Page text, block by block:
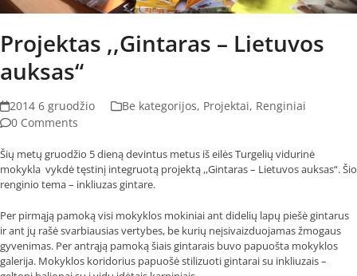
Projektas ,,Gintaras – Lietuvos
auksas“
2014 6 gruodžio Be kategorijos, Projektai, Renginiai
0 Comments
Šių metų gruodžio 5 dieną devintus metus iš eilės Turgelių vidurinė
mokykla vykdė tęstinį integruotą projektą ,,Gintaras – Lietuvos auksas“. Šio
renginio tema – inkliuzas gintare.
Per pirmąją pamoką visi mokyklos mokiniai ant didelių lapų piešė gintarus
ir ant jų rašė svarbiausias vertybes, be kurių neįsivaizduojamas žmogaus
gyvenimas. Per antrąją pamoką šiais gintarais buvo papuošta mokyklos
galerija. Mokyklos koridorius papuošė stilizuoti gintarai su inkliuzais –